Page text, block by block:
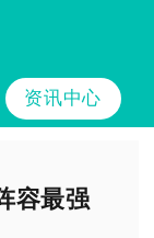
资讯中心
容最强